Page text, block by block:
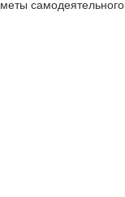
самодеятельного